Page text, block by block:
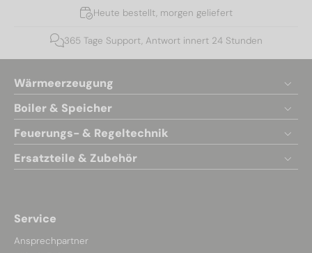
Heute bestellt, morgen geliefert
365 Tage Support, Antwort innert 24 Stunden
Wärmeerzeugung
Boiler & Speicher
Feuerungs- & Regeltechnik
Ersatzteile & Zubehör
Service
Ansprechpartner